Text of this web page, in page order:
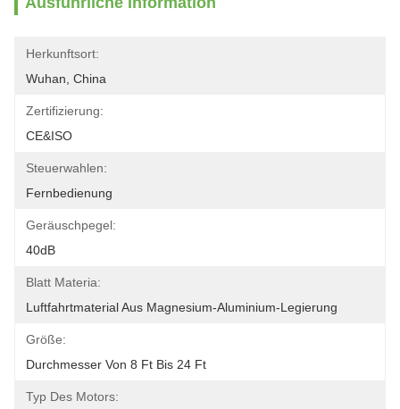
Herkunftsort:
Wuhan, China
Zertifizierung:
CE&ISO
Steuerwahlen:
Fernbedienung
Geräuschpegel:
40dB
Blatt Materia:
Luftfahrtmaterial Aus Magnesium-Aluminium-Legierung
Größe:
Durchmesser Von 8 Ft Bis 24 Ft
Typ Des Motors: